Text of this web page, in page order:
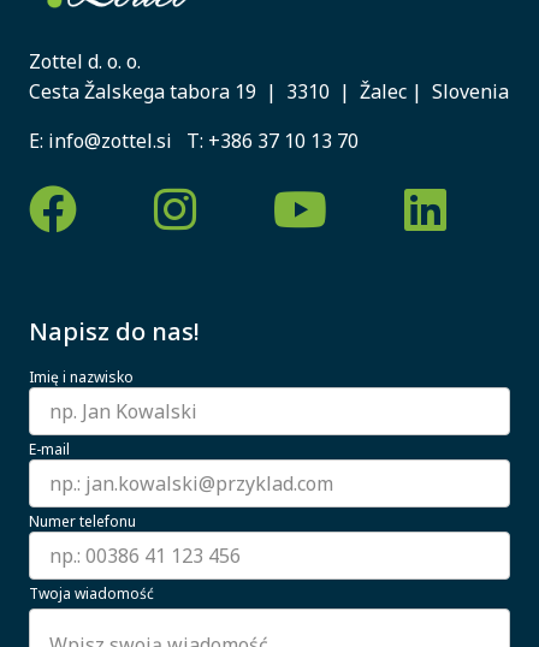
Zottel d. o. o.
Cesta Žalskega tabora 19 | 3310 | Žalec | Slovenia
E: info@zottel.si T: +386 37 10 13 70
Napisz do nas!
Imię i nazwisko
E-mail
Numer telefonu
Twoja wiadomość